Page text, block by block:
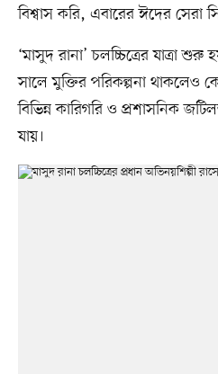
বিশ্বাস করি, এবারের ঈদের সেরা
‘মাসুদ রানা’ চলচ্চিত্রের যাত্রা
সালে মুক্তির পরিকল্পনা থাকলেও
বিভিন্ন কারিগরি ও প্রশাসনিক
যায়।